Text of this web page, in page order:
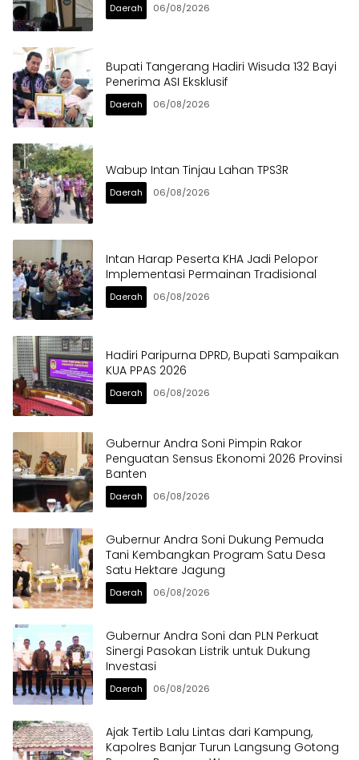
Daerah 06/08/2026
Bupati Tangerang Hadiri Wisuda 132 Bayi
Penerima ASI Eksklusif
Daerah 06/08/2026
Wabup Intan Tinjau Lahan TPS3R
Daerah 06/08/2026
Intan Harap Peserta KHA Jadi Pelopor
Implementasi Permainan Tradisional
Daerah 06/08/2026
Hadiri Paripurna DPRD, Bupati Sampaikan
KUA PPAS 2026
Daerah 06/08/2026
Gubernur Andra Soni Pimpin Rakor
Penguatan Sensus Ekonomi 2026 Provinsi
Banten
Daerah 06/08/2026
Gubernur Andra Soni Dukung Pemuda
Tani Kembangkan Program Satu Desa
Satu Hektare Jagung
Daerah 06/08/2026
Gubernur Andra Soni dan PLN Perkuat
Sinergi Pasokan Listrik untuk Dukung
Investasi
Daerah 06/08/2026
Ajak Tertib Lalu Lintas dari Kampung,
Kapolres Banjar Turun Langsung Gotong